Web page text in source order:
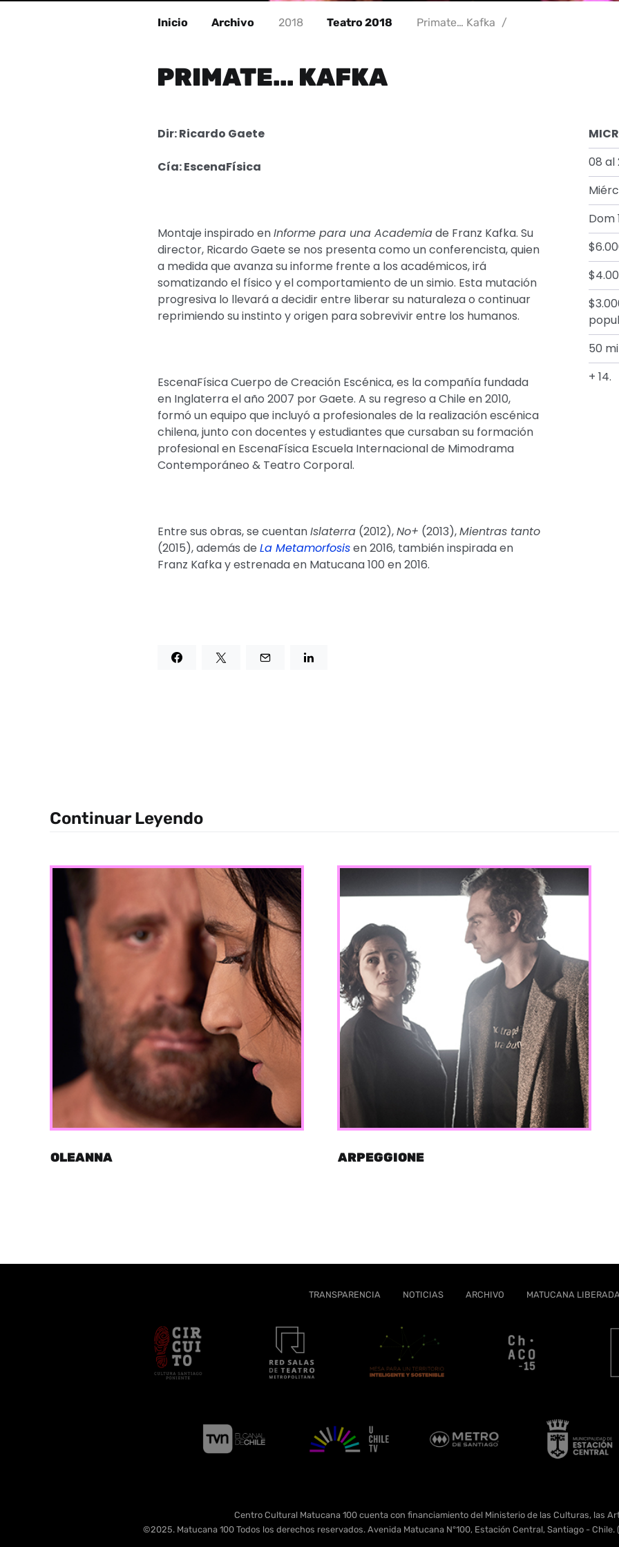
Inicio Archivo 2018 Teatro 2018 Primate… Kafka /
PRIMATE… KAFKA
Dir:Ricardo Gaete
Cía: EscenaFísica
Montaje inspirado enInforme para una Academiade Franz Kafka. Su
director, Ricardo Gaete se nos presenta como un conferencista, quien
a medida que avanza su informe frente a los académicos, irá
somatizando el físico y el comportamiento de un simio. Esta mutación
progresiva lo llevará a decidir entre liberar su naturaleza o continuar
reprimiendo su instinto y origen para sobrevivir entre los humanos.
EscenaFísica Cuerpo de Creación Escénica, es la compañía fundada
en Inglaterra el año 2007 por Gaete. A su regreso a Chile en 2010,
formó un equipo que incluyó a profesionales de la realización escénica
chilena, junto con docentes y estudiantes que cursaban su formación
profesional en EscenaFísica Escuela Internacional de Mimodrama
Contemporáneo & Teatro Corporal.
Entre sus obras, se cuentanIslaterra (2012),No+ (2013),Mientras tanto
(2015), además de La Metamorfosisen 2016, también inspirada en
Franz Kafka y estrenada en Matucana 100 en 2016.
08 al
Dom
50
+ 14.
Continuar Leyendo
OLEANNA ARPEGGIONE
TRANSPARENCIA NOTICIAS ARCHIVO MATUCANA
Centro Cultural Matucana 100 cuenta con financiamiento del Ministerio de las Culturas, las
©2025. Matucana 100 Todos los derechos reservados. Avenida Matucana N°100, Estación Central, Santiago -